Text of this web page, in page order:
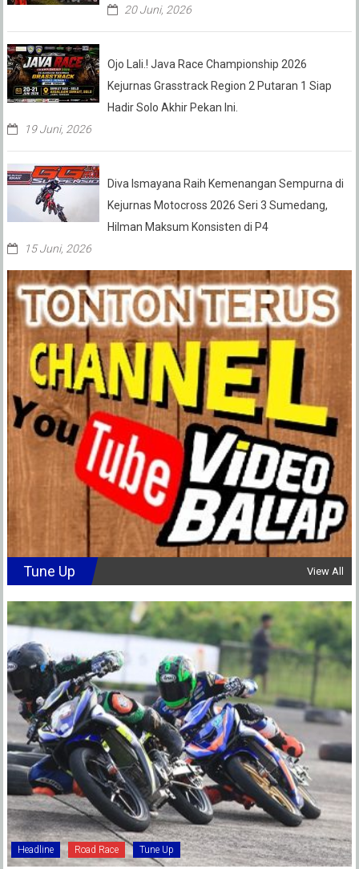
20 Juni, 2026
Ojo Lali.! Java Race Championship 2026
Kejurnas Grasstrack Region 2 Putaran 1 Siap
Hadir Solo Akhir Pekan Ini.
19 Juni, 2026
Diva Ismayana Raih Kemenangan Sempurna di
Kejurnas Motocross 2026 Seri 3 Sumedang,
Hilman Maksum Konsisten di P4
15 Juni, 2026
Tune Up View All
Headline Road Race Tune Up